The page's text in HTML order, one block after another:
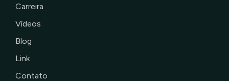
Carreira
Vídeos
Blog
Link
Contato